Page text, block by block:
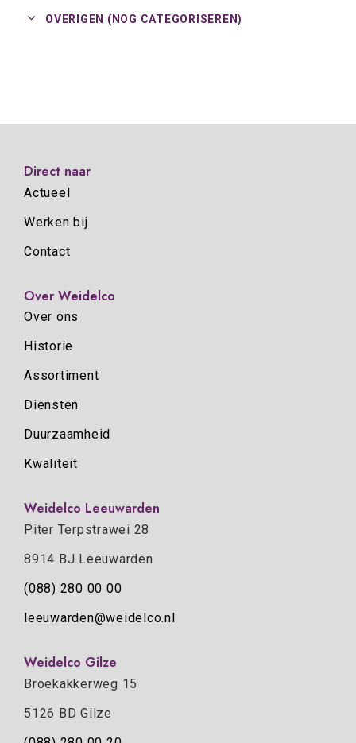
OVERIGEN (NOG CATEGORISEREN)
Direct naar
Actueel
Werken bij
Contact
Over Weidelco
Over ons
Historie
Assortiment
Diensten
Duurzaamheid
Kwaliteit
Weidelco Leeuwarden
Piter Terpstrawei 28
8914 BJ Leeuwarden
(088) 280 00 00
leeuwarden@weidelco.nl
Weidelco Gilze
Broekakkerweg 15
5126 BD Gilze